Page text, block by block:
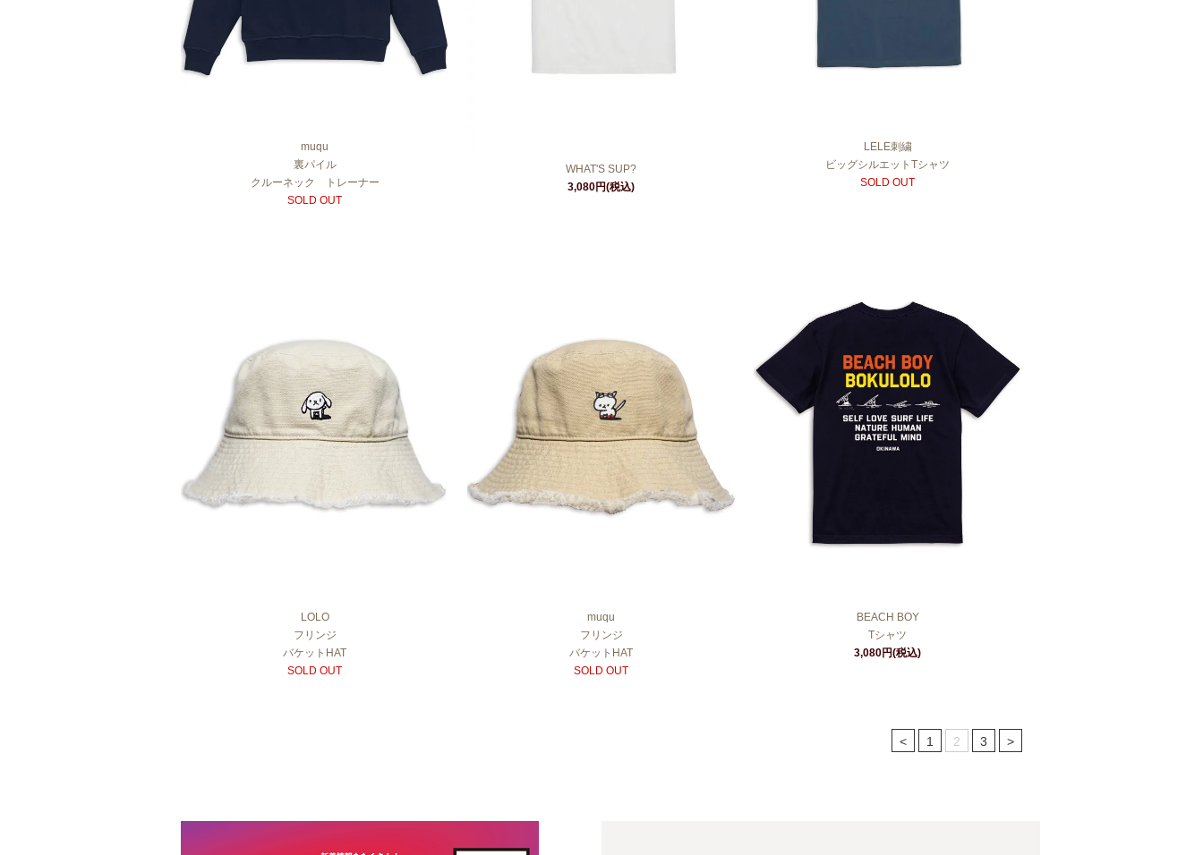
muqu
裏パイル
クルーネック トレーナー
SOLD OUT
WHAT'S SUP?
3,080円(税込)
LELE刺繍
ビッグシルエットTシャツ
SOLD OUT
LOLO
フリンジ
バケットHAT
SOLD OUT
muqu
フリンジ
バケットHAT
SOLD OUT
BEACH BOY
Tシャツ
3,080円(税込)
< 1 2 3 >